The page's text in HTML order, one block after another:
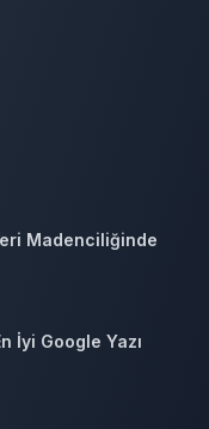
Madenciliğinde
İyi Google Yazı